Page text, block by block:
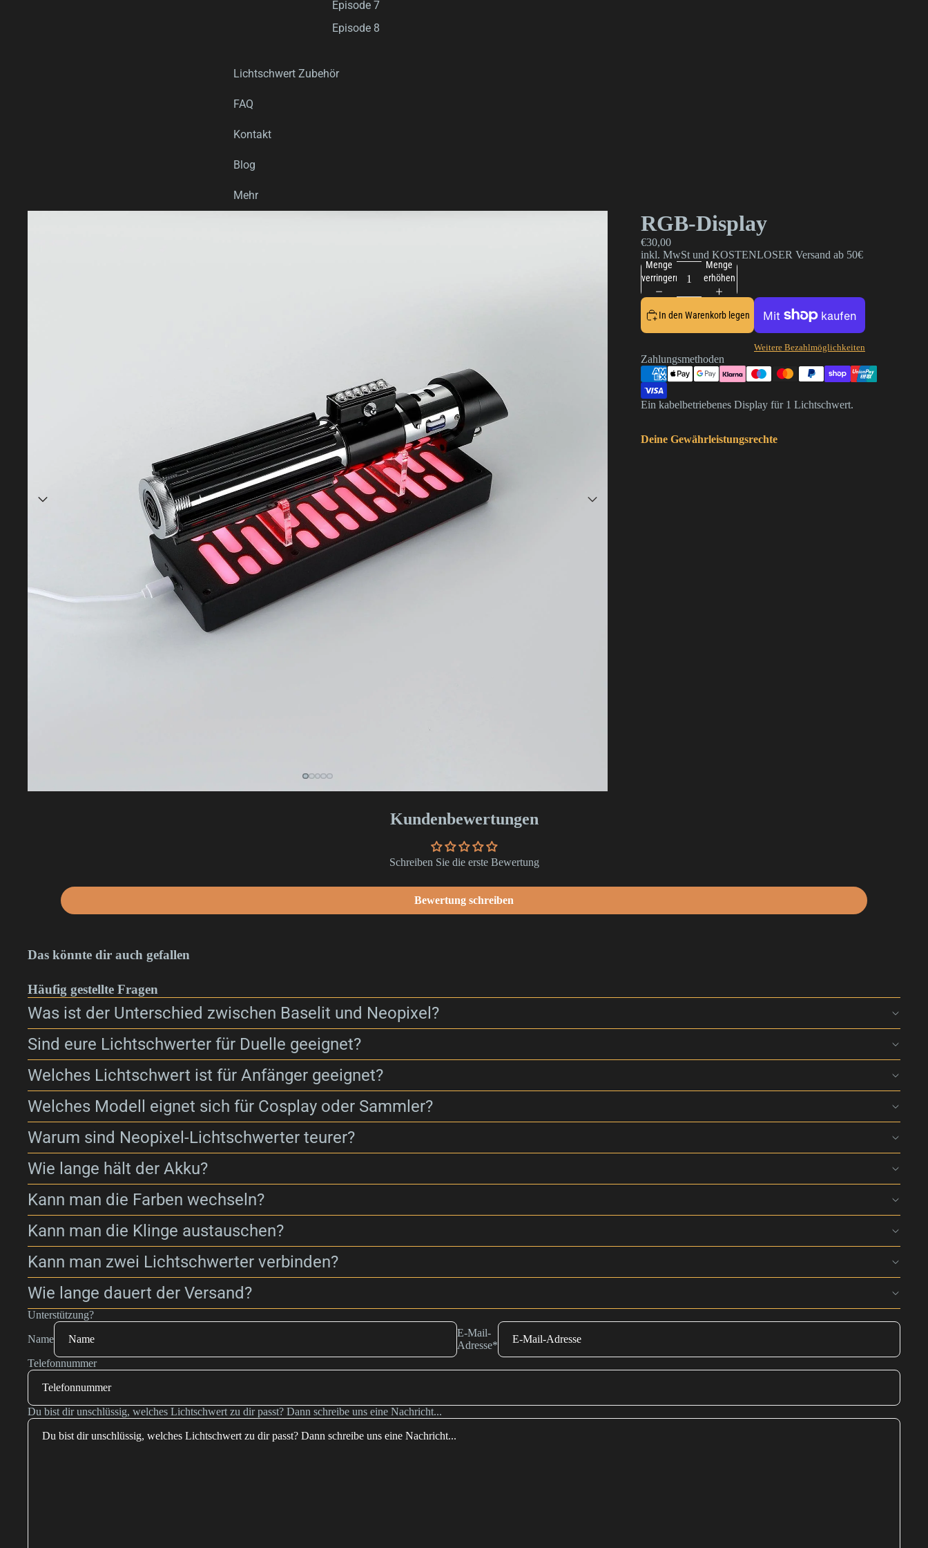
Episode 7
Episode 8
Lichtschwert Zubehör
FAQ
Kontakt
Blog
Mehr
RGB-Display
€30,00
inkl. MwSt und KOSTENLOSER Versand ab 50€
Menge
verringern
Menge
erhöhen
In den Warenkorb legen
Weitere Bezahlmöglichkeiten
Zahlungsmethoden
Ein kabelbetriebenes Display für 1 Lichtschwert.
Deine Gewährleistungsrechte
Kundenbewertungen
Schreiben Sie die erste Bewertung
Bewertung schreiben
Das könnte dir auch gefallen
Häufig gestellte Fragen
Was ist der Unterschied zwischen Baselit und Neopixel?
Sind eure Lichtschwerter für Duelle geeignet?
Welches Lichtschwert ist für Anfänger geeignet?
Welches Modell eignet sich für Cosplay oder Sammler?
Warum sind Neopixel-Lichtschwerter teurer?
Wie lange hält der Akku?
Kann man die Farben wechseln?
Kann man die Klinge austauschen?
Kann man zwei Lichtschwerter verbinden?
Wie lange dauert der Versand?
Unterstützung?
Name
E-Mail-
Adresse*
Telefonnummer
Du bist dir unschlüssig, welches Lichtschwert zu dir passt? Dann schreibe uns eine Nachricht...